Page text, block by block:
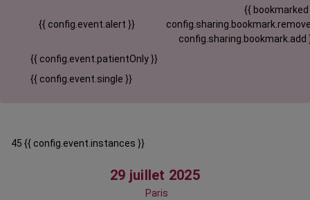
{{ config.event.alert }}
{{ bookmarked
config.sharing.bookmark.add
{{ config.event.patientOnly }}
{{ config.event.single }}
45 {{ config.event.instances }}
29 juillet 2025
Paris